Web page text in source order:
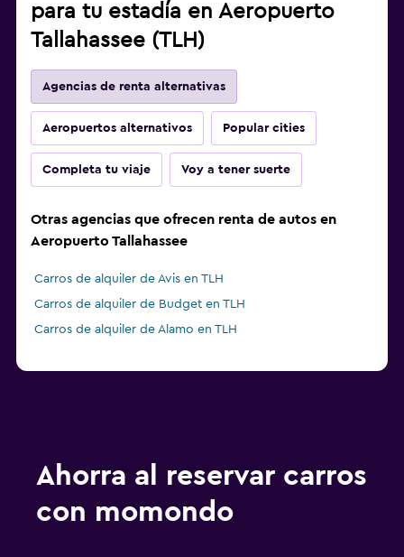
para tu estadía en Aeropuerto
Tallahassee (TLH)
Agencias de renta alternativas
Aeropuertos alternativos Popular cities
Completa tu viaje Voy a tener suerte
Otras agencias que ofrecen renta de autos en
Aeropuerto Tallahassee
Carros de alquiler de Avis en TLH
Carros de alquiler de Budget en TLH
Carros de alquiler de Alamo en TLH
Ahorra al reservar carros
con momondo